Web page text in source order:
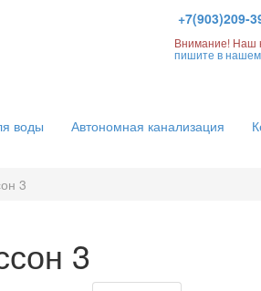
+7(903)209-
Внимание! Наш
пишите в нашем
воды Автономная канализация
3
3